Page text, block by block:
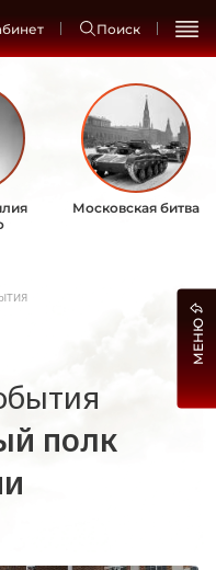
Поиск
Московская битва
полк
МЕНЮ